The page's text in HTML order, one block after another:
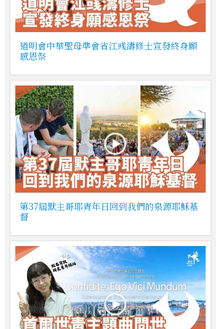
道明會中華聖母準會省江彧濤修士宣發終身願
感恩祭
第37屆默主哥耶青年日回到我們的泉源耶穌基
督